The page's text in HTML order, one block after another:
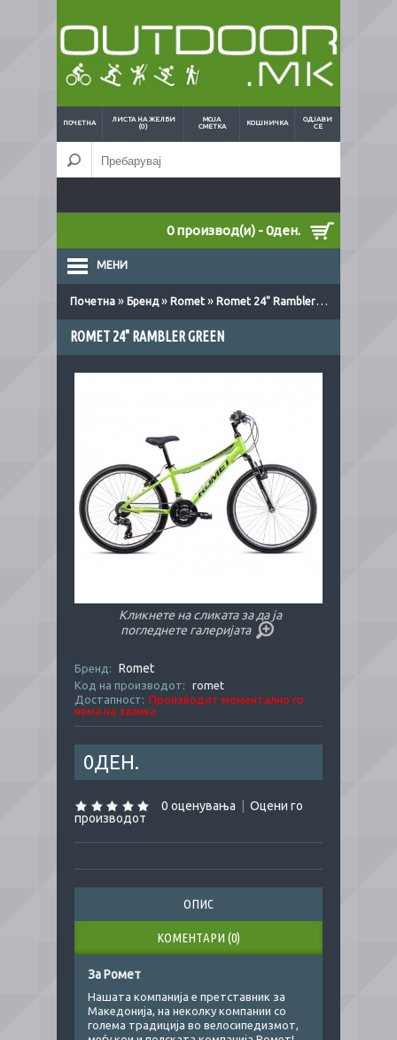
ПОЧЕТНА
ЛИСТА НА ЖЕЛБИ
(0)
МОЈА
СМЕТКА
КОШНИЧКА
ОДЈАВИ
СЕ
0 производ(и) - 0ден.
МЕНИ
Почетна » Бренд» Romet » Romet 24" Rambler green
ROMET 24" RAMBLER GREEN
Кликнете на сликата за да ја
погледнете галеријата
Бренд: Romet
Код на производот:
romet
Достапност: Производот моментално го
нема на залиха
0ДЕН.
0 оценувања
Оцени го
производот
ОПИС
КОМЕНТАРИ (0)
За Ромет
Нашата компанија е претставник за
Македонија, на неколку компании со
голема традиција во велосипедизмот,